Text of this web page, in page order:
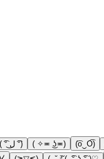
( ͡° ل͜ ͡°) ( ✧≖ ͜ʖ≖) (͡o‿O͡)